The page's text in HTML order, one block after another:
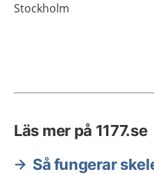
Stockholm
Läs mer på 1177.se
Så fungerar